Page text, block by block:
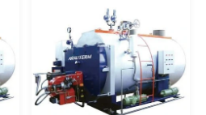
Em Sp
Em Rj
De Caldeiraria Rj
Recuperação